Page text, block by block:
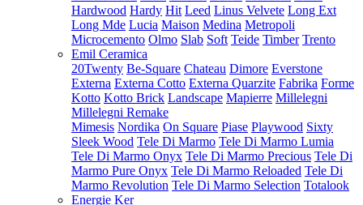
Hardwood Hardy Hit Leed Linus Velvete Long Ext
Long Mde Lucia Maison Medina Metropoli
Microcemento Olmo Slab Soft Teide Timber Trento
Emil Ceramica
20Twenty Be-Square Chateau Dimore Everstone
Externa Externa Cotto Externa Quarzite Fabrika Forme
Kotto Kotto Brick Landscape Mapierre Millelegni
Millelegni Remake
Mimesis Nordika On Square Piase Playwood Sixty
Sleek Wood Tele Di Marmo Tele Di Marmo Lumia
Tele Di Marmo Onyx Tele Di Marmo Precious Tele Di
Marmo Pure Onyx Tele Di Marmo Reloaded Tele Di
Marmo Revolution Tele Di Marmo Selection Totalook
Energie Ker